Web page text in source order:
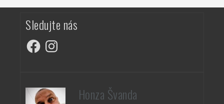
Sledujte nás
FacebookInstagram
Honza Švanda